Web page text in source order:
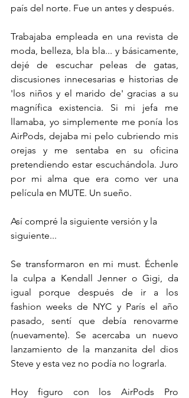
país del norte. Fue un antes y después.
Trabajaba empleada en una revista de
moda, belleza, bla bla... y básicamente,
dejé de escuchar peleas de gatas,
discusiones innecesarias e historias de
'los niños y el marido de' gracias a su
magnífica existencia. Si mi jefa me
llamaba, yo simplemente me ponía los
AirPods, dejaba mi pelo cubriendo mis
orejas y me sentaba en su oficina
pretendiendo estar escuchándola. Juro
por mi alma que era como ver una
película en MUTE. Un sueño.
Así compré la siguiente versión y la
siguiente...
Se transformaron en mi must. Échenle
la culpa a Kendall Jenner o Gigi, da
igual porque después de ir a los
fashion weeks de NYC y París el año
pasado, sentí que debía renovarme
(nuevamente). Se acercaba un nuevo
lanzamiento de la manzanita del dios
Steve y esta vez no podía no lograrla.
Hoy figuro con los AirPods Pro